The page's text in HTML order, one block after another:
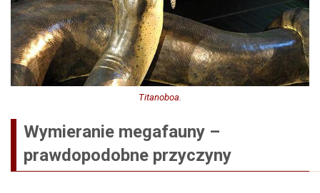
Titanoboa.
Wymieranie megafauny –
prawdopodobne przyczyny